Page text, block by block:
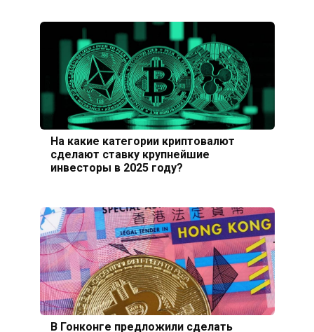
На какие категории криптовалют
сделают ставку крупнейшие
инвесторы в 2025 году?
В Гонконге предложили сделать